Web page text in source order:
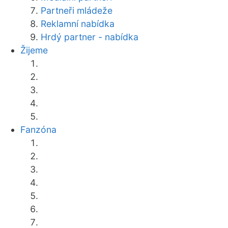
Partneři mládeže
Reklamní nabídka
Hrdý partner - nabídka
Žijeme
Fanzóna